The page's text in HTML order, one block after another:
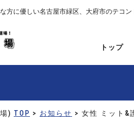
方に優しい名古屋市緑区、大府市のテコ
トップ
) TOP > お知らせ > 女性 ミット&